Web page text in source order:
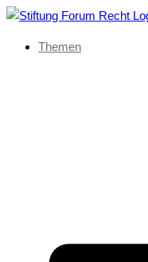
Themen